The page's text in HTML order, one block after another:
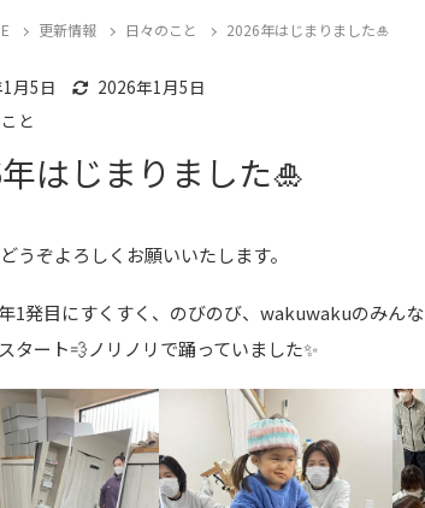
こと
更新情報 日々のこと 2026年はじまりました🎍
月5日
2026年1月5日
と
はじまりました🎍
うぞよろしくお願いいたします。
1発目にすくすく、のびのび、wakuwakuのみん
タート💨ノリノリで踊っていました✨